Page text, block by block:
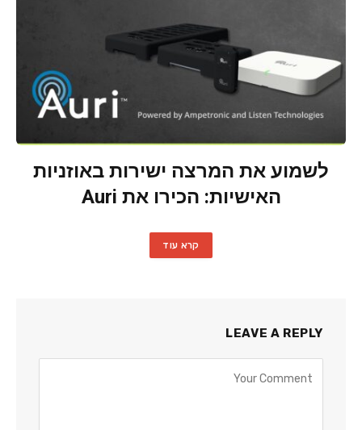
לשמוע את המרצה ישירות באוזניות
האישיות: הכירו את Auri
קרא עוד
LEAVE A REPLY